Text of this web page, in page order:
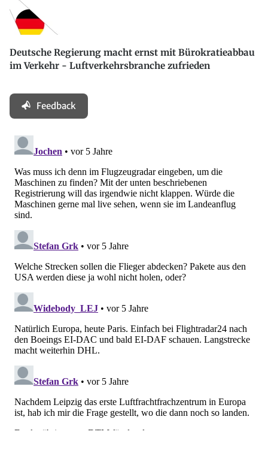
Deutsche Regierung macht ernst mit Bürokratieabbau
im Verkehr - Luftverkehrsbranche zufrieden
Feedback